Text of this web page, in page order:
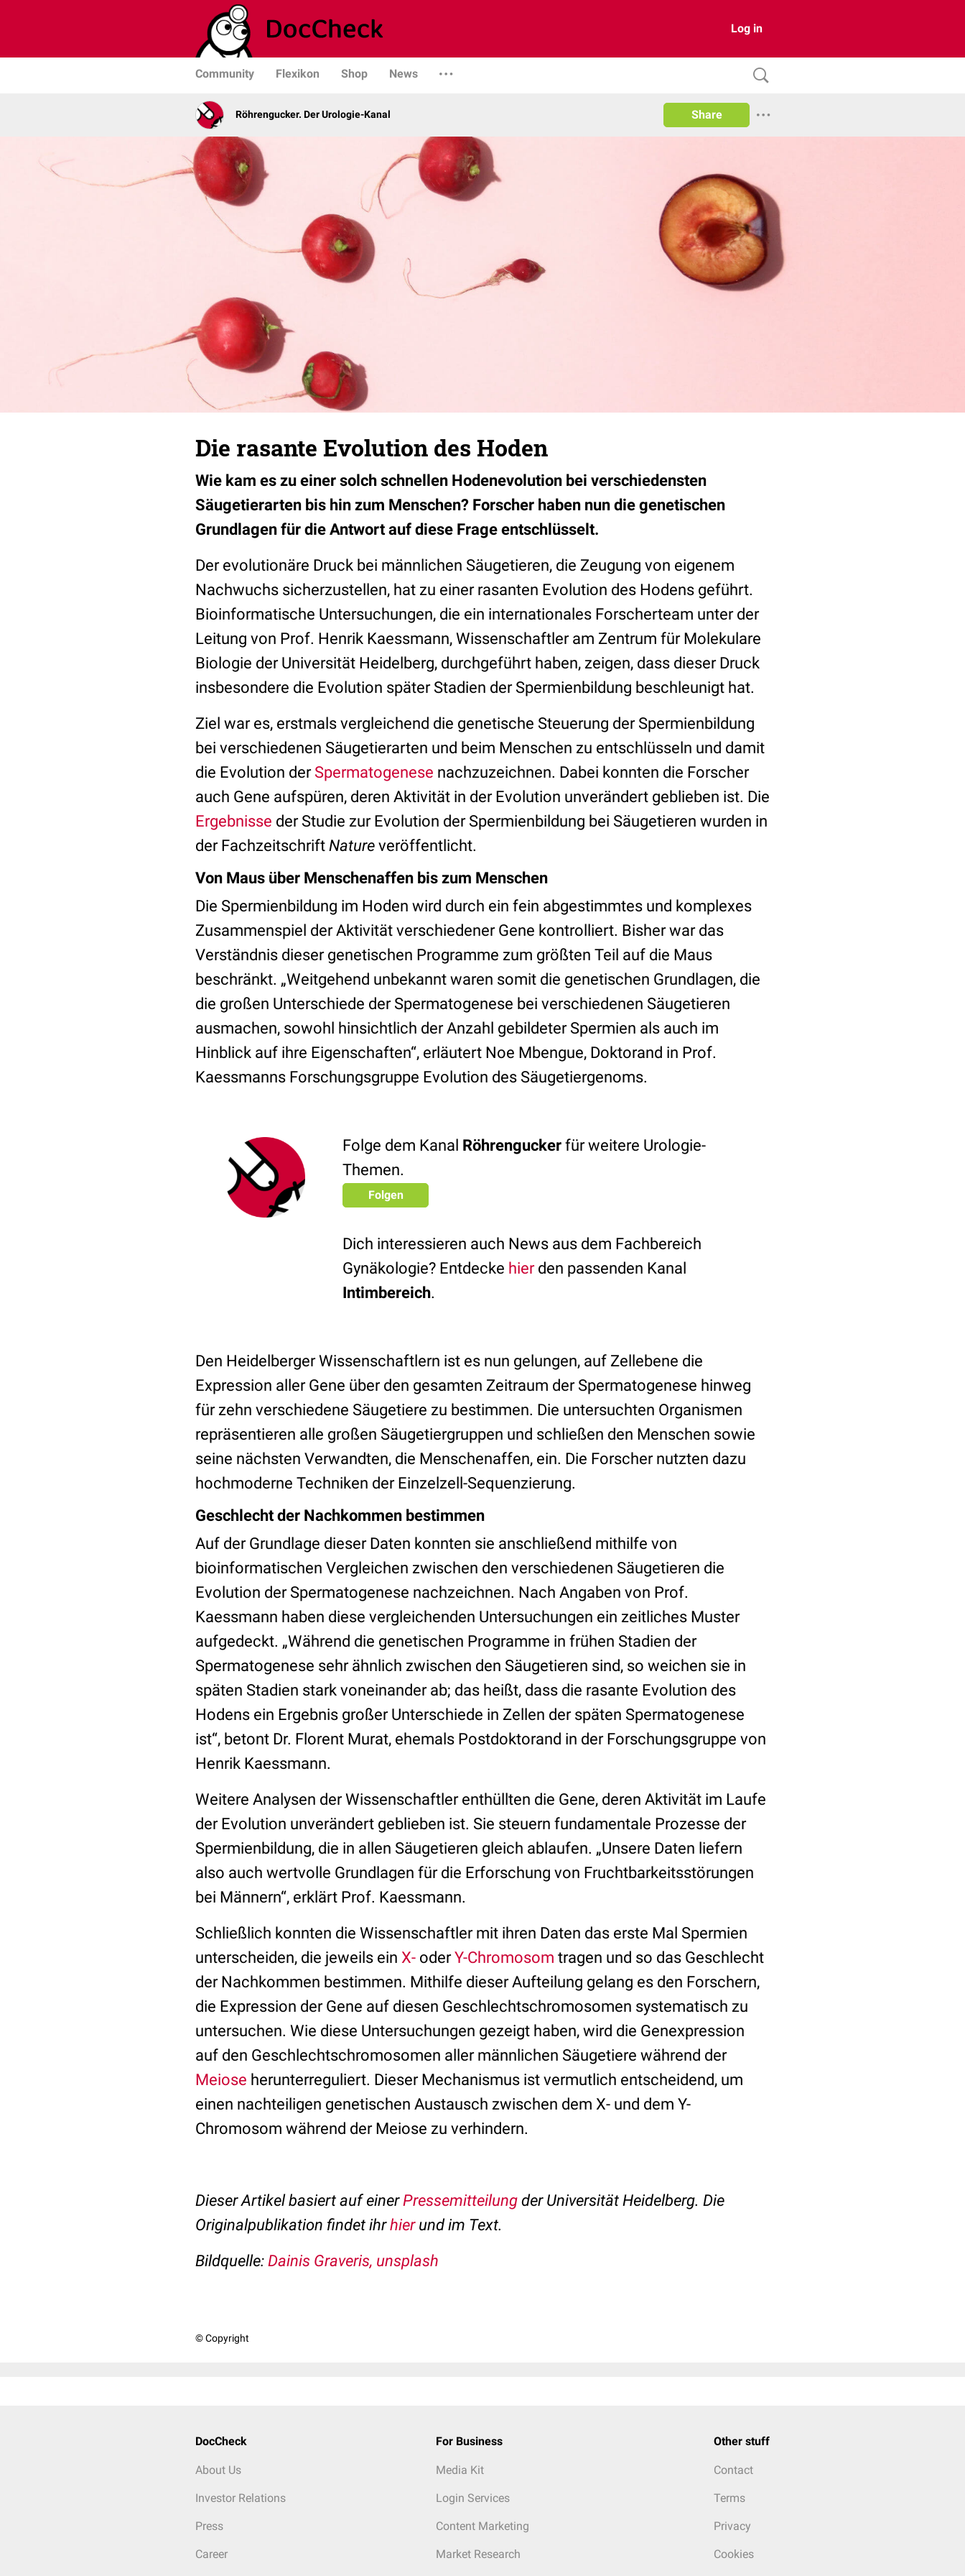
Log in
Community Flexikon Shop News
Röhrengucker. Der Urologie-Kanal Share
Die rasante Evolution des Hoden
Wie kam es zu einer solch schnellen Hodenevolution bei verschiedensten
Säugetierarten bis hin zum Menschen? Forscher haben nun die genetischen
Grundlagen für die Antwort auf diese Frage entschlüsselt.
Der evolutionäre Druck bei männlichen Säugetieren, die Zeugung von eigenem
Nachwuchs sicherzustellen, hat zu einer rasanten Evolution des Hodens geführt.
Bioinformatische Untersuchungen, die ein internationales Forscherteam unter der
Leitung von Prof. Henrik Kaessmann, Wissenschaftler am Zentrum für Molekulare
Biologie der Universität Heidelberg, durchgeführt haben, zeigen, dass dieser Druck
insbesondere die Evolution später Stadien der Spermienbildung beschleunigt hat.
Ziel war es, erstmals vergleichend die genetische Steuerung der Spermienbildung
bei verschiedenen Säugetierarten und beim Menschen zu entschlüsseln und damit
die Evolution der Spermatogenese nachzuzeichnen. Dabei konnten die Forscher
auch Gene aufspüren, deren Aktivität in der Evolution unverändert geblieben ist. Die
Ergebnisse der Studie zur Evolution der Spermienbildung bei Säugetieren wurden in
der Fachzeitschrift Nature veröffentlicht.
Von Maus über Menschenaffen bis zum Menschen
Die Spermienbildung im Hoden wird durch ein fein abgestimmtes und komplexes
Zusammenspiel der Aktivität verschiedener Gene kontrolliert. Bisher war das
Verständnis dieser genetischen Programme zum größten Teil auf die Maus
beschränkt. „Weitgehend unbekannt waren somit die genetischen Grundlagen, die
die großen Unterschiede der Spermatogenese bei verschiedenen Säugetieren
ausmachen, sowohl hinsichtlich der Anzahl gebildeter Spermien als auch im
Hinblick auf ihre Eigenschaften“, erläutert Noe Mbengue, Doktorand in Prof.
Kaessmanns Forschungsgruppe Evolution des Säugetiergenoms.
Folge dem Kanal Röhrengucker für weitere Urologie-
Themen.
Folgen
Dich interessieren auch News aus dem Fachbereich
Gynäkologie? Entdecke hierden passenden Kanal
Intimbereich.
Den Heidelberger Wissenschaftlern ist es nun gelungen, auf Zellebene die
Expression aller Gene über den gesamten Zeitraum der Spermatogenese hinweg
für zehn verschiedene Säugetiere zu bestimmen. Die untersuchten Organismen
repräsentieren alle großen Säugetiergruppen und schließen den Menschen sowie
seine nächsten Verwandten, die Menschenaffen, ein. Die Forscher nutzten dazu
hochmoderne Techniken der Einzelzell-Sequenzierung.
Geschlecht der Nachkommen bestimmen
Auf der Grundlage dieser Daten konnten sie anschließend mithilfe von
bioinformatischen Vergleichen zwischen den verschiedenen Säugetieren die
Evolution der Spermatogenese nachzeichnen. Nach Angaben von Prof.
Kaessmann haben diese vergleichenden Untersuchungen ein zeitliches Muster
aufgedeckt. „Während die genetischen Programme in frühen Stadien der
Spermatogenese sehr ähnlich zwischen den Säugetieren sind, so weichen sie in
späten Stadien stark voneinander ab; das heißt, dass die rasante Evolution des
Hodens ein Ergebnis großer Unterschiede in Zellen der späten Spermatogenese
ist“, betont Dr. Florent Murat, ehemals Postdoktorand in der Forschungsgruppe von
Henrik Kaessmann.
Weitere Analysen der Wissenschaftler enthüllten die Gene, deren Aktivität im Laufe
der Evolution unverändert geblieben ist. Sie steuern fundamentale Prozesse der
Spermienbildung, die in allen Säugetieren gleich ablaufen. „Unsere Daten liefern
also auch wertvolle Grundlagen für die Erforschung von Fruchtbarkeitsstörungen
bei Männern“, erklärt Prof. Kaessmann.
Schließlich konnten die Wissenschaftler mit ihren Daten das erste Mal Spermien
unterscheiden, die jeweils ein X- oderY-Chromosom tragen und so das Geschlecht
der Nachkommen bestimmen. Mithilfe dieser Aufteilung gelang es den Forschern,
die Expression der Gene auf diesen Geschlechtschromosomen systematisch zu
untersuchen. Wie diese Untersuchungen gezeigt haben, wird die Genexpression
auf den Geschlechtschromosomen aller männlichen Säugetiere während der
Meiose herunterreguliert. Dieser Mechanismus ist vermutlich entscheidend, um
einen nachteiligen genetischen Austausch zwischen dem X- und dem Y-
Chromosom während der Meiose zu verhindern.
Dieser Artikel basiert auf einerPressemitteilung der Universität Heidelberg. Die
Originalpublikation findet ihrhierund im Text.
Bildquelle: Dainis Graveris, unsplash
© Copyright
DocCheck
About Us
Investor Relations
Press
Career
For Business
Media Kit
Login Services
Content Marketing
Market Research
Other stuff
Contact
Terms
Privacy
Cookies